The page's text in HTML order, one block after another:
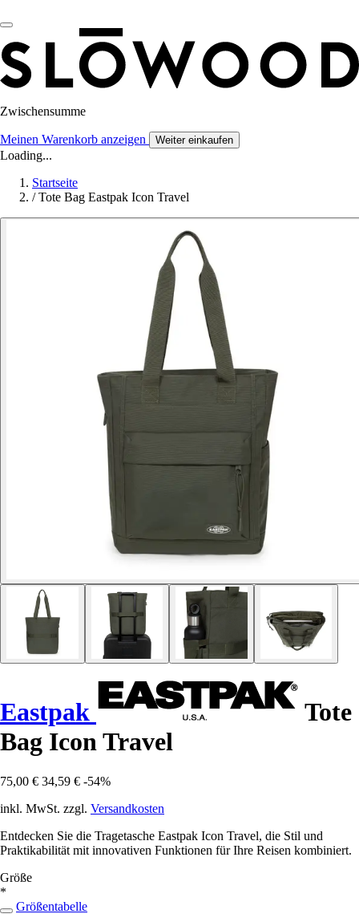
Zwischensumme
Meinen Warenkorb anzeigen Weiter einkaufen
Loading...
Startseite
/ Tote Bag Eastpak Icon Travel
Eastpak
Tote
Bag Icon Travel
75,00 € 34,59 € -54%
inkl. MwSt. zzgl. Versandkosten
Entdecken Sie die Tragetasche Eastpak Icon Travel, die Stil und
Praktikabilität mit innovativen Funktionen für Ihre Reisen kombiniert.
Größe
*
Größentabelle